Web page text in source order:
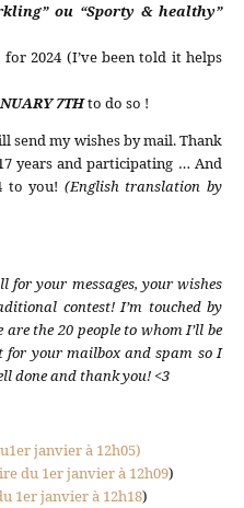
ou “Sporty & healthy”
2024 (I’ve been told it helps
7THto do so !
send my wishes by mail. Thank
years and participating … And
to you! (English translation by
for your messages, your wishes
contest! I’m touched by
the 20 people to whom I’ll be
for your mailbox and spam so I
done and thank you! <3
janvier à 12h05)
du 1er janvier à 12h09)
1er janvier à 12h18)